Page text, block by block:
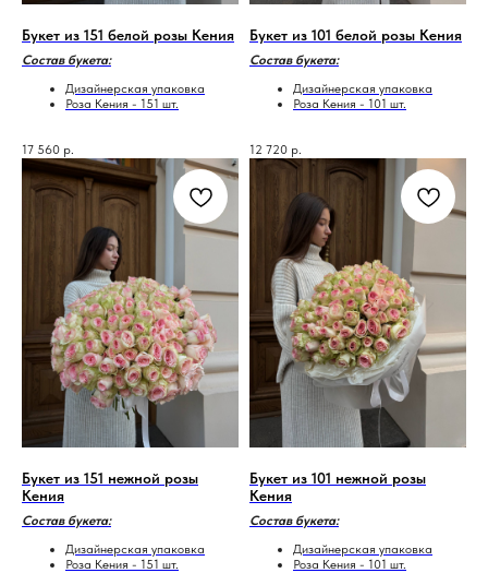
Букет из 151 белой розы Кения
Состав букета:
Дизайнерская упаковка
Роза Кения - 151 шт.
17 560 р.
Букет из 101 белой розы Кения
Состав букета:
Дизайнерская упаковка
Роза Кения - 101 шт.
12 720 р.
Букет из 151 нежной розы
Кения
Состав букета:
Дизайнерская упаковка
Роза Кения - 151 шт.
Букет из 101 нежной розы
Кения
Состав букета:
Дизайнерская упаковка
Роза Кения - 101 шт.